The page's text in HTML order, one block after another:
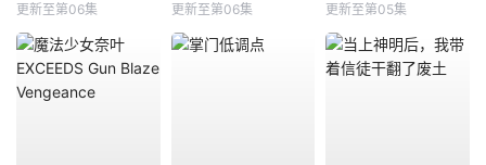
更新至第06集 更新至第06集 更新至第05集